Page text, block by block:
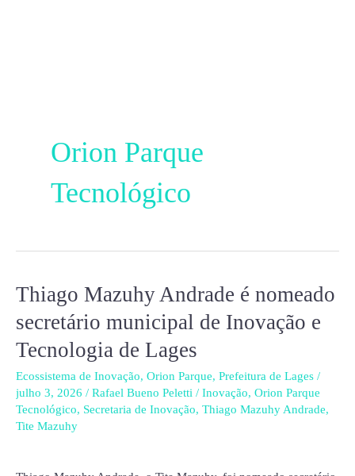
Orion Parque
Tecnológico
Thiago Mazuhy Andrade é nomeado
secretário municipal de Inovação e
Tecnologia de Lages
Ecossistema de Inovação, Orion Parque, Prefeitura de Lages /
julho 3, 2026 / Rafael Bueno Peletti / Inovação, Orion Parque
Tecnológico, Secretaria de Inovação, Thiago Mazuhy Andrade,
Tite Mazuhy
Thiago
Andrade
é
nomeado
secretário
municipal